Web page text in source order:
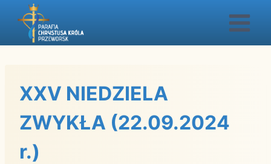
Przejdź
XXV NIEDZIELA
ZWYKŁA (22.09.2024
r.)